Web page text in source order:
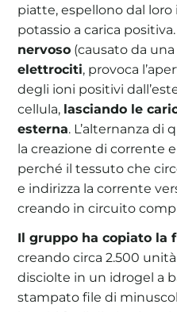
piatte, espellono dal
potassio a carica
nervoso (causato da
elettrociti, provoca
degli ioni positivi
cellula, lasciando le
esterna. L’alternanza
la creazione di corrente
perché il tessuto che
e indirizza la corrente
creando in circuito
Il gruppo ha copiato la
creando circa 2.500
disciolte in un idrogel a
stampato file di